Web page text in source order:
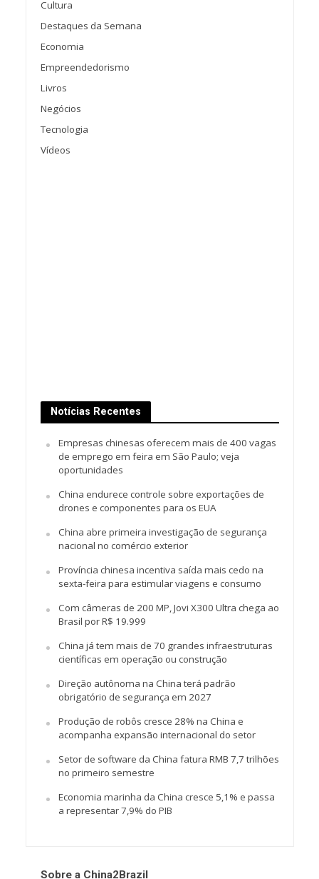
Cultura
Destaques da Semana
Economia
Empreendedorismo
Livros
Negócios
Tecnologia
Vídeos
Notícias Recentes
Empresas chinesas oferecem mais de 400 vagas
de emprego em feira em São Paulo; veja
oportunidades
China endurece controle sobre exportações de
drones e componentes para os EUA
China abre primeira investigação de segurança
nacional no comércio exterior
Província chinesa incentiva saída mais cedo na
sexta-feira para estimular viagens e consumo
Com câmeras de 200 MP, Jovi X300 Ultra chega ao
Brasil por R$ 19.999
China já tem mais de 70 grandes infraestruturas
científicas em operação ou construção
Direção autônoma na China terá padrão
obrigatório de segurança em 2027
Produção de robôs cresce 28% na China e
acompanha expansão internacional do setor
Setor de software da China fatura RMB 7,7 trilhões
no primeiro semestre
Economia marinha da China cresce 5,1% e passa
a representar 7,9% do PIB
Sobre a China2Brazil